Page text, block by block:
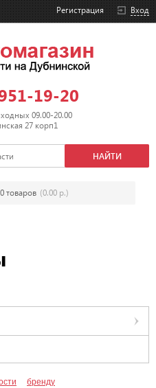
Вход
Регистрация
19-20
09.00-20.00
27 корп1
0 товаров (0.00 р.)
бренду